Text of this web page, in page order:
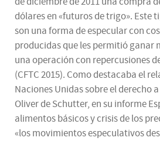
dólares en «futuros de trigo». Este
son una forma de especular con
producidas que les permitió ganar
una operación con repercusiones
(CFTC 2015). Como destacaba el
Naciones Unidas sobre el derecho
Oliver de Schutter, en su informe
alimentos básicos y crisis de los
«los movimientos especulativos